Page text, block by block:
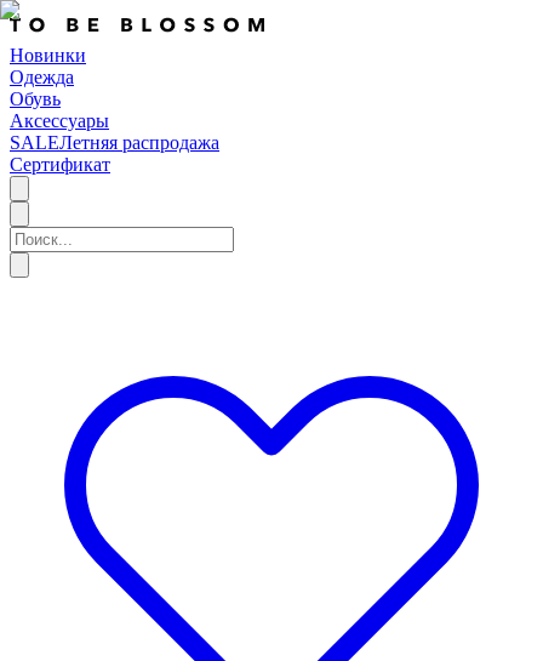
Новинки
Одежда
Обувь
Аксессуары
SALEЛетняя распродажа
Сертификат